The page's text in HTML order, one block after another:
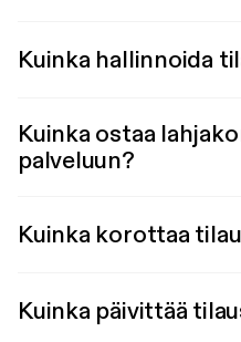
Kuinka hallinnoida
Kuinka ostaa
palveluun?
Kuinka korottaa
Kuinka päivittää